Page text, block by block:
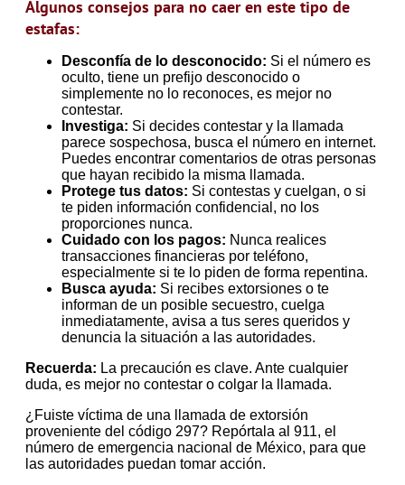
Algunos consejos para no caer en este tipo de
estafas:
Desconfía de lo desconocido: Si el número es
oculto, tiene un prefijo desconocido o
simplemente no lo reconoces, es mejor no
contestar.
Investiga: Si decides contestar y la llamada
parece sospechosa, busca el número en internet.
Puedes encontrar comentarios de otras personas
que hayan recibido la misma llamada.
Protege tus datos: Si contestas y cuelgan, o si
te piden información confidencial, no los
proporciones nunca.
Cuidado con los pagos: Nunca realices
transacciones financieras por teléfono,
especialmente si te lo piden de forma repentina.
Busca ayuda: Si recibes extorsiones o te
informan de un posible secuestro, cuelga
inmediatamente, avisa a tus seres queridos y
denuncia la situación a las autoridades.
Recuerda: La precaución es clave. Ante cualquier
duda, es mejor no contestar o colgar la llamada.
¿Fuiste víctima de una llamada de extorsión
proveniente del código 297? Repórtala al 911, el
número de emergencia nacional de México, para que
las autoridades puedan tomar acción.